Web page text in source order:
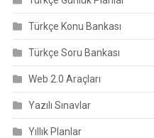
Türkçe Konu Bankası
Türkçe Soru Bankası
Web 2.0 Araçları
Yazılı Sınavlar
Yıllık Planlar